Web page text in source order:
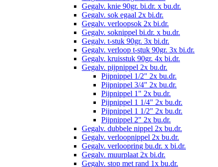
Gegalv. knie 90gr. bi.dr. x bu.dr.
Gegalv. sok egaal 2x bi.dr.
Gegalv. verloopsok 2x bi.dr.
Gegalv. soknippel bi.dr. x bu.dr.
Gegalv. t-stuk 90gr. 3x bi.dr.
Gegalv. verloop t-stuk 90gr. 3x bi.dr.
Gegalv. kruisstuk 90gr. 4x bi.dr.
Gegalv. pijpnippel 2x bu.dr.
Pijpnippel 1/2" 2x bu.dr.
Pijpnippel 3/4" 2x bu.dr.
Pijpnippel 1" 2x bu.dr.
Pijpnippel 1 1/4" 2x bu.dr.
Pijpnippel 1 1/2" 2x bu.dr.
Pijpnippel 2" 2x bu.dr.
Gegalv. dubbele nippel 2x bu.dr.
Gegalv. verloopnippel 2x bu.dr.
Gegalv. verloopring bu.dr. x bi.dr.
Gegalv. muurplaat 2x bi.dr.
Gegalv. stop met rand 1x bu.dr.